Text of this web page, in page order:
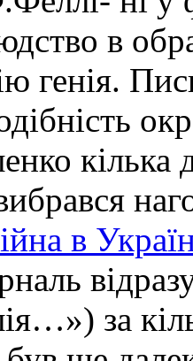
в
генія.
кілька
в
за